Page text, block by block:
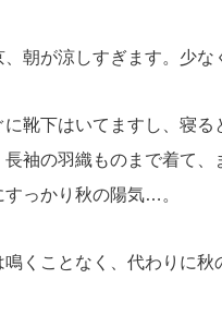
朝が涼しすぎます。少な
に靴下はいてますし、寝る
長袖の羽織ものまで着て、
すっかり秋の陽気…。
鳴くことなく、代わりに秋